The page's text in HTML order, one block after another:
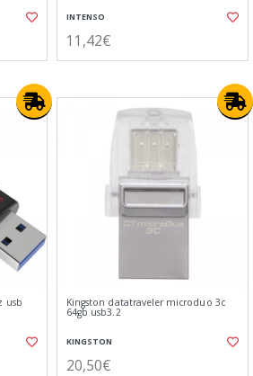
INTENSO
11,42€
usb Kingston datatraveler microduo 3c
64gb usb3.2
KINGSTON
20,50€